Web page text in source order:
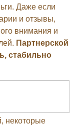
Даже если
и отзывы,
внимания и
Партнерской
стабильно
некоторые